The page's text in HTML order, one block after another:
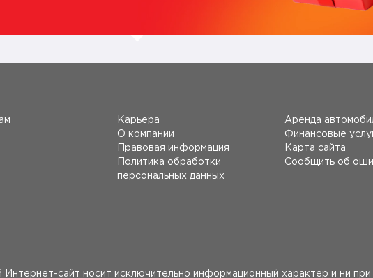
Карьера
О компании
Правовая информация
Политика обработки
персональных данных
Аренда
Финансовые
Карта сайта
Сообщить об
сайт носит исключительно информационный характер и ни при